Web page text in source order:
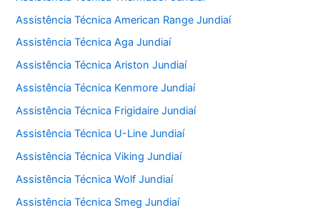
Assistência Técnica American Range Jundiaí
Assistência Técnica Aga Jundiaí
Assistência Técnica Ariston Jundiaí
Assistência Técnica Kenmore Jundiaí
Assistência Técnica Frigidaire Jundiaí
Assistência Técnica U-Line Jundiaí
Assistência Técnica Viking Jundiaí
Assistência Técnica Wolf Jundiaí
Assistência Técnica Smeg Jundiaí